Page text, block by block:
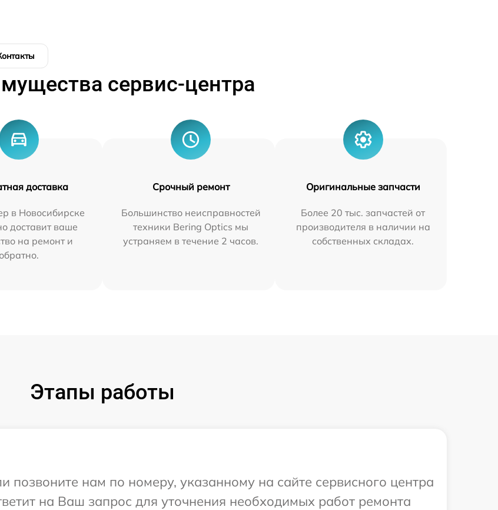
сервис-центра
доставка
в Новосибирске
доставит ваше
на ремонт и
обратно.
Срочный ремонт
Большинство неисправностей
техники Bering Optics мы
устраняем в течение 2 часов.
Оригинальные запчасти
Более 20 тыс. запчастей от
производителя в наличии на
собственных складах.
Этапы работы
позвоните нам по номеру, указанному на сайте сервисного центра
на Ваш запрос для уточнения необходимых работ ремонта